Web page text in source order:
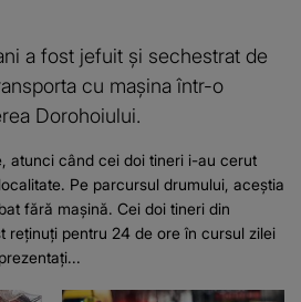
a fost jefuit și sechestrat de
cu mașina într-o
Dorohoiului.
atunci când cei doi tineri i-au cerut
Pe parcursul drumului, aceștia
fără mașină. Cei doi tineri din
reținuți pentru 24 de ore în cursul zilei